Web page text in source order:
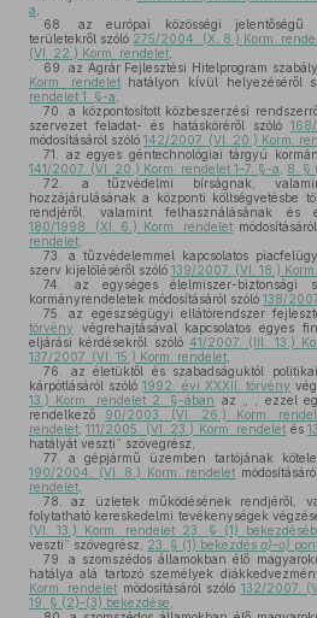
a
68.
az európai közösségi jelentőségű
területekről szóló 275/2004. (X. 8.) Korm.
(VI. 22.) Korm. rendelet
69.
az Agrár Fejlesztési Hitelprogram
Korm. rendelethatályon kívül helyezéséről
rendelet 1. §-a
70.
a központosított közbeszerzési
szervezet feladat- és hatásköréről szóló
módosításáról szóló 142/2007. (VI. 20.) Korm.
71.
az egyes géntechnológiai tárgyú
141/2007. (VI. 20.) Korm. rendelet 1–7. §-a
8. §
72.
a tűzvédelmi bírságnak,
hozzájárulásának a központi költségvetésbe
rendjéről, valamint felhasználásának és
180/1998. (XI. 6.) Korm. rendelet
rendelet
73.
a tűzvédelemmel kapcsolatos
szerv kijelöléséről szóló 139/2007. (VI. 18.)
74.
az egységes élelmiszer-biztonsági
kormányrendeletek módosításáról szóló 138/
75.
az egészségügyi ellátórendszer
törvény végrehajtásával kapcsolatos egyes
eljárási kérdésekről szóló 41/2007. (III. 13.)
137/2007. (VI. 15.) Korm. rendelet
76.
az életüktől és szabadságuktól
kárpótlásáról szóló1992. évi XXXII. törvény
13.) Korm. rendelet 2. §-ában az „ , ezzel
rendelkező
90/2003. (VI. 26.) Korm.
rendelet ,111/2005. (VI. 23.) Korm. rendelet és
hatályát veszti” szövegrész,
77.
a gépjármű üzemben tartójának
190/2004. (VI. 8.) Korm. rendelet
rendelet
78.
az üzletek működésének rendjéről,
folytatható kereskedelmi tevékenységek
(VI. 13.) Korm. rendelet 23. § (1)
veszti” szövegrész, 23. § (1) bekezdés a)–o)
79.
a szomszédos államokban élő
hatálya alá tartozó személyek
Korm. rendelet módosításáról szóló 132/2007.
19. § (2)–(3) bekezdése